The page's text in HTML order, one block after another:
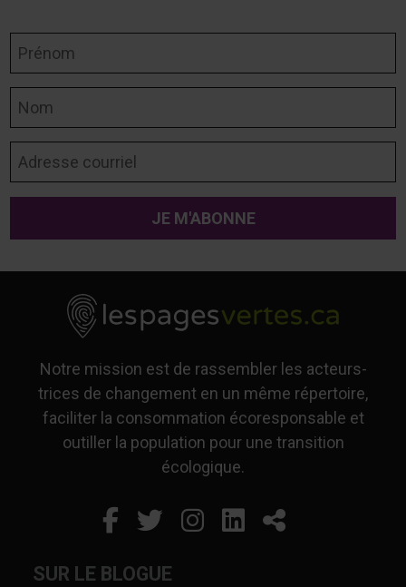
Notre mission est de rassembler les acteurs-
trices de changement en un même répertoire,
faciliter la consommation écoresponsable et
outiller la population pour une transition
écologique.
Facebook
Ce lien s'ouvrira dans
Twitter
Ce lien s'ouvrira
Instagram
Ce lien s'ouvrira
LinkedIn
Ce lienPartager
SUR LE BLOGUE